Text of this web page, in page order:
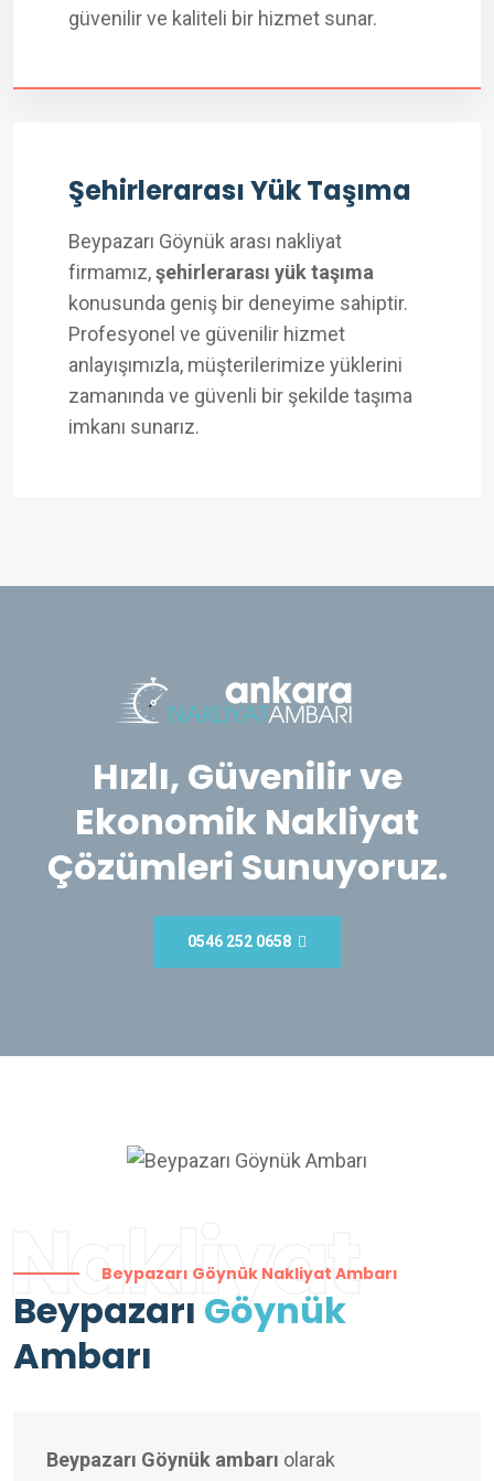
güvenilir ve kaliteli bir hizmet sunar.
Şehirlerarası Yük Taşıma
Beypazarı Göynük arası nakliyat
firmamız,şehirlerarası yük taşıma
konusunda geniş bir deneyime sahiptir.
Profesyonel ve güvenilir hizmet
anlayışımızla, müşterilerimize yüklerini
zamanında ve güvenli bir şekilde taşıma
imkanı sunarız.
Hızlı, Güvenilir ve
Ekonomik Nakliyat
Çözümleri Sunuyoruz.
0546 252 0658
Nakliyat
Beypazarı Göynük Nakliyat Ambarı
Beypazarı Göynük
Ambarı
Beypazarı Göynük ambarı olarak